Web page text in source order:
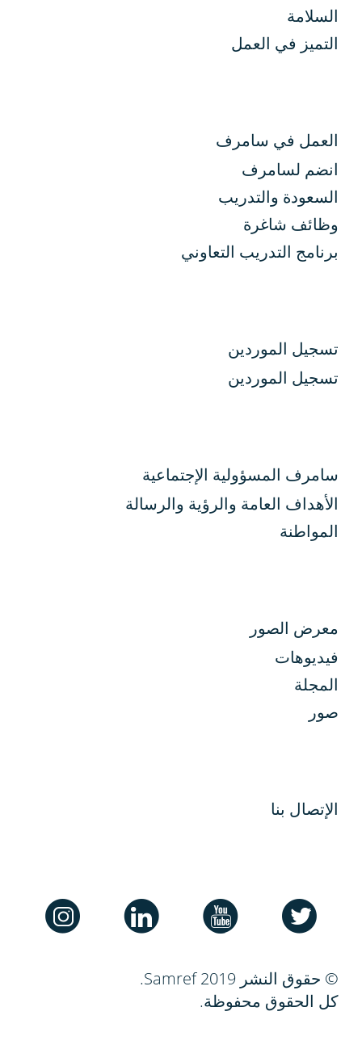
السلامة
التميز في العمل
العمل في سامرف
انضم لسامرف
السعودة والتدريب
وظائف شاغرة
برنامج التدريب التعاوني
تسجيل الموردين
تسجيل الموردين
سامرف المسؤولية الإجتماعية
الأهداف العامة والرؤية والرسالة
المواطنة
معرض الصور
فيديوهات
المجلة
صور
الإتصال بنا
© حقوق النشر Samref 2019.
كل الحقوق محفوظة.